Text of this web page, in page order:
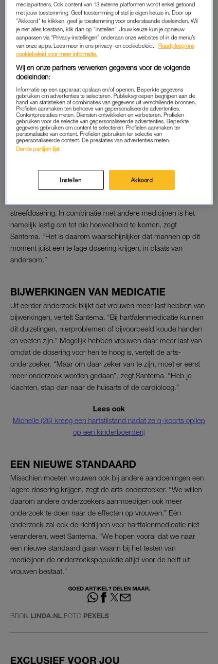
Maar de effecten van hartfalenmedicatie op mannen en
vrouwen zijn verschillend, blijkt uit onderzoek van het UMC
Groningen. Hoe kan dat? Mogelijk komt dat door biologische
verschillen, zegt Santema. “Al is dat niet met zekerheid te
zeggen. Vrouwen zijn kleiner, hebben een lager
lichaamsgewicht en een hoger vetpercentage. Dat is allemaal
van invloed op hoe medicijnen door het lichaam verdeeld
worden.”
Lees ook
Annemarie Keizer openhartig over groot litteken op haar buik
NIET ZOMAAR STOPPEN
benadrukt Santema. “Ga met vragen naar je arts, want
plotseling stoppen kan heel gevaarlijk zijn.” Daarnaast slikken
streefdosering. In combinatie met andere medicijnen is het
namelijk lastig om tot die hoeveelheid te komen, zegt
Santema. “Het is daarom waarschijnlijker dat mannen op dit
moment juist een te lage dosering krijgen, in plaats van
andersom.”
BIJWERKINGEN VAN MEDICATIE
Uit eerder onderzoek blijkt dat vrouwen meer last hebben van
bijwerkingen, vertelt Santema. “Bij hartfalenmedicatie kunnen
dit duizelingen, nierproblemen of bijvoorbeeld koude handen
en voeten zijn.” Mogelijk hebben vrouwen daar meer last van
omdat de dosering voor hen te hoog is, vertelt de arts-
onderzoeker. “Maar om daar zeker van te zijn, moet er eerst
meer onderzoek worden gedaan”, zegt Santema. “Heb je
klachten, stap dan naar de huisarts of de cardioloog.”
Lees ook
Michelle (26) kreeg een hartstilstand nadat ze q-koorts opliep
op een kinderboerderij
EEN NIEUWE STANDAARD
Misschien moeten vrouwen ook bij andere aandoeningen een
lagere dosering krijgen, zegt de arts-onderzoeker. “We willen
daarom andere onderzoekers aanmoedigen ook meer
onderzoek te doen naar de effecten op vrouwen.” Eén
onderzoek zal ook de richtlijnen voor hartfalenmedicatie niet
veranderen, weet Santema. “We hopen vooral dat we naar
een nieuwe standaard gaan waarin bij het testen van
medicijnen de onderzoekspopulatie altijd voor de helft uit
vrouwen bestaat.”
GOED ARTIKEL? DELEN MAAR.
BRON LINDA.NL FOTO PEXELS
EXCLUSIEF VOOR JOU
mediapartners. Ook content van 13 externe platformen wordt enkel getoond
met jouw toestemming. Geef toestemming of stel je eigen keuze in. Door op
"Akkoord" te klikken, geef je toestemming voor onderstaande doeleinden. Wil
je niet alles toestaan, klik dan op “Instellen”. Jouw keuze kun je opnieuw
aanpassen via “Privacy-instellingen” onderaan onze websites of in de menu’s
van onze apps. Lees meer in ons privacy- en cookiebeleid.
Raadpleeg ons
cookiebeleid voor meer informatie.
Wij en onze partners verwerken gegevens voor de volgende
doeleinden:
Informatie op een apparaat opslaan en/of openen. Beperkte gegevens
gebruiken om advertenties te selecteren. Publieksgroepen begrijpen aan de
hand van statistieken of combinaties van gegevens uit verschillende bronnen.
Profielen aanmaken ten behoeve van gepersonaliseerde advertenties.
Contentprestaties meten. Diensten ontwikkelen en verbeteren. Profielen
gebruiken voor de selectie van gepersonaliseerde advertenties. Beperkte
gegevens gebruiken om content te selecteren. Profielen aanmaken ter
personalisatie van content. Profielen gebruiken ter selectie van
gepersonaliseerde content. De prestaties van advertenties meten.
Derde partijen lijst
Instellen Akkoord